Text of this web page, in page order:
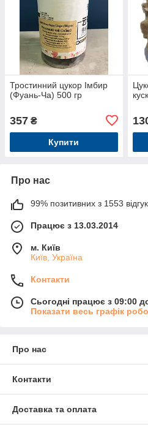
Тростинний цукор Імбир
(Фуань-Ча) 500 гр
357 ₴
Купити
Про нас
99% позитивних з 1553
Працює з 13.03.2014
м. Київ
Київ, Україна
Контакти
Сьогодні працює з 09:00
Показати весь графік
Про нас
Контакти
Доставка та оплата